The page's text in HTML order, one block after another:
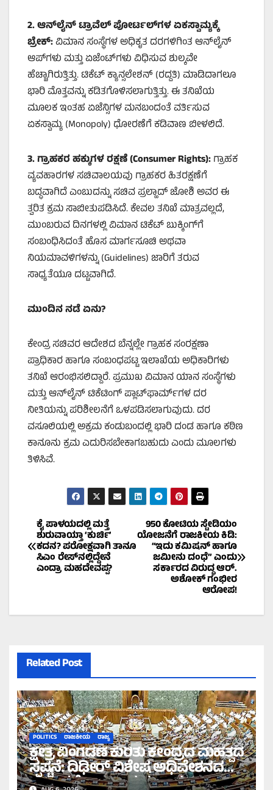
2.ಆನ್‌ಲೈನ್ ಟ್ರಾವೆಲ್ ಪೋರ್ಟಲ್‌ಗಳ ಏಕಸ್ವಾಮ್ಯಕ್ಕೆ
ಬ್ರೇಕ್:ವಿಮಾನ ಸಂಸ್ಥೆಗಳ ಅಧಿಕೃತ ದರಗಳಿಗಿಂತ ಆನ್‌ಲೈನ್
ಆಪ್‌ಗಳು ಮತ್ತು ಏಜೆಂಟ್‌ಗಳು ವಿಧಿಸುವ ಶುಲ್ಕವೇ
ಹೆಚ್ಚಾಗಿರುತ್ತಿತ್ತು. ಟಿಕೆಟ್ ಕ್ಯಾನ್ಸಲೇಶನ್ (ರದ್ದತಿ) ಮಾಡಿದಾಗಲೂ
ಭಾರಿ ಮೊತ್ತವನ್ನು ಕಡಿತಗೊಳಿಸಲಾಗುತ್ತಿತ್ತು. ಈ ತನಿಖೆಯ
ಮೂಲಕ ಇಂತಹ ಏಜೆನ್ಸಿಗಳ ಮನಬಂದಂತೆ ವರ್ತಿಸುವ
ಏಕಸ್ವಾಮ್ಯ (Monopoly) ಧೋರಣೆಗೆ ಕಡಿವಾಣ ಬೀಳಲಿದೆ.
3.ಗ್ರಾಹಕರ ಹಕ್ಕುಗಳ ರಕ್ಷಣೆ (Consumer Rights):ಗ್ರಾಹಕ
ವ್ಯವಹಾರಗಳ ಸಚಿವಾಲಯವು ಗ್ರಾಹಕರ ಹಿತರಕ್ಷಣೆಗೆ
ಬದ್ಧವಾಗಿದೆ ಎಂಬುದನ್ನು ಸಚಿವ ಪ್ರಲ್ಹಾದ್ ಜೋಶಿ ಅವರ ಈ
ತ್ವರಿತ ಕ್ರಮ ಸಾಬೀತುಪಡಿಸಿದೆ. ಕೇವಲ ತನಿಖೆ ಮಾತ್ರವಲ್ಲದೆ,
ಮುಂಬರುವ ದಿನಗಳಲ್ಲಿ ವಿಮಾನ ಟಿಕೆಟ್ ಬುಕ್ಕಿಂಗ್‌ಗೆ
ಸಂಬಂಧಿಸಿದಂತೆ ಹೊಸ ಮಾರ್ಗಸೂಚಿ ಅಥವಾ
ನಿಯಮಾವಳಿಗಳನ್ನು (Guidelines) ಜಾರಿಗೆ ತರುವ
ಸಾಧ್ಯತೆಯೂ ದಟ್ಟವಾಗಿದೆ.
ಮುಂದಿನ ನಡೆ ಏನು?
ಕೇಂದ್ರ ಸಚಿವರ ಆದೇಶದ ಬೆನ್ನಲ್ಲೇ ಗ್ರಾಹಕ ಸಂರಕ್ಷಣಾ
ಪ್ರಾಧಿಕಾರ ಹಾಗೂ ಸಂಬಂಧಪಟ್ಟ ಇಲಾಖೆಯ ಅಧಿಕಾರಿಗಳು
ತನಿಖೆ ಆರಂಭಿಸಲಿದ್ದಾರೆ. ಪ್ರಮುಖ ವಿಮಾನ ಯಾನ ಸಂಸ್ಥೆಗಳು
ಮತ್ತು ಆನ್‌ಲೈನ್ ಟಿಕೆಟಿಂಗ್ ಪ್ಲಾಟ್‌ಫಾರ್ಮ್‌ಗಳ ದರ
ನೀತಿಯನ್ನು ಪರಿಶೀಲನೆಗೆ ಒಳಪಡಿಸಲಾಗುವುದು. ದರ
ವಸೂಲಿಯಲ್ಲಿ ಅಕ್ರಮ ಕಂಡುಬಂದಲ್ಲಿ ಭಾರಿ ದಂಡ ಹಾಗೂ ಕಠಿಣ
ಕಾನೂನು ಕ್ರಮ ಎದುರಿಸಬೇಕಾಗಬಹುದು ಎಂದು ಮೂಲಗಳು
ತಿಳಿಸಿವೆ.
Post
navigation
950 ಕೋಟಿಯ ಸ್ಟೇಡಿಯಂ
ಯೋಜನೆಗೆ ರಾಜಕೀಯ ಕಿಡಿ:
“ಇದು ಕಮಿಷನ್ ಹಾಗೂ
ಜಮೀನು ದಂಧೆ” ಎಂದು
ಸರ್ಕಾರದ ವಿರುದ್ಧ ಆರ್.
ಅಶೋಕ್ ಗಂಭೀರ
ಆರೋಪ!
ಕೈ ಪಾಳಯದಲ್ಲಿ ಮತ್ತೆ
ಶುರುವಾಯ್ತಾ ‘ಕುರ್ಚಿ’
ಕದನ? ಪರೋಕ್ಷವಾಗಿ ತಾನೂ
ಸಿಎಂ ರೇಸ್‌ನಲ್ಲಿದ್ದೇನೆ
ಎಂದ್ರಾ ಮಹದೇವಪ್ಪ?
Related Post
POLITICS ರಾಜಕೀಯ ರಾಜ್ಯ
ಕ್ಷೇತ್ರ ವಿಂಗಡಣೆ ಕುರಿತು ಕೇಂದ್ರದ ಮಹತ್ವದ
ಸ್ಪಷ್ಟನೆ: ದಿಢೀರ್ ವಿಶೇಷ ಅಧಿವೇಶನದ
ಪ್ರಸ್ತಾವನೆ ಇಲ್ಲ ಎಂದ ಸರ್ಕಾರ!